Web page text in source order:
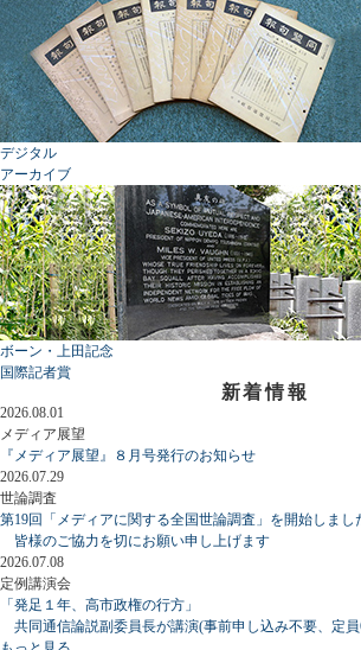
デジタル
アーカイブ
ボーン・上田記念
国際記者賞
新着情報
2026.08.01
メディア展望
『メディア展望』８月号発行のお知らせ
2026.07.29
世論調査
第19回「メディアに関する全国世論調査」を開始しまし
皆様のご協力を切にお願い申し上げます
2026.07.08
定例講演会
「発足１年、高市政権の行方」
共同通信論説副委員長が講演(事前申し込み不要、定員